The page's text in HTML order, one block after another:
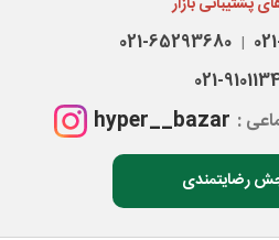
|
021-65293680
021-
:
hyper__bazar
رضایتمندی